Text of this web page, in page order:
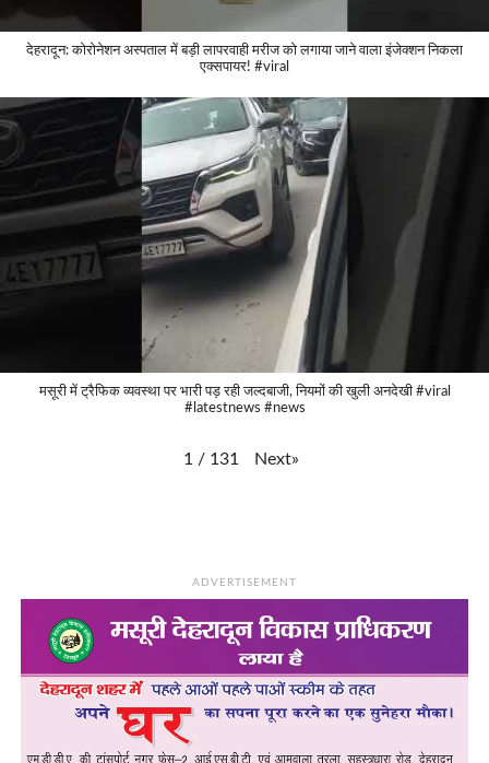
देहरादून: कोरोनेशन अस्पताल में बड़ी लापरवाही मरीज को लगाया जाने वाला इंजेक्शन निकला
एक्सपायर! #viral
मसूरी में ट्रैफिक व्यवस्था पर भारी पड़ रही जल्दबाजी, नियमों की खुली अनदेखी #viral
#latestnews #news
1 / 131 Next»
ADVERTISEMENT